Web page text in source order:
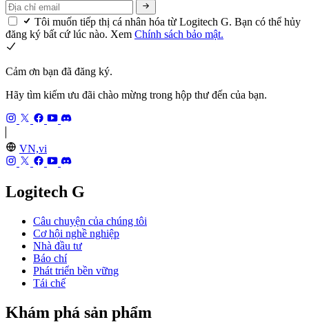
Tôi muốn tiếp thị cá nhân hóa từ Logitech G. Bạn có thể hủy
đăng ký bất cứ lúc nào. Xem Chính sách bảo mật.
Cảm ơn bạn đã đăng ký.
Hãy tìm kiếm ưu đãi chào mừng trong hộp thư đến của bạn.
VN,vi
Logitech G
Câu chuyện của chúng tôi
Cơ hội nghề nghiệp
Nhà đầu tư
Báo chí
Phát triển bền vững
Tái chế
Khám phá sản phẩm